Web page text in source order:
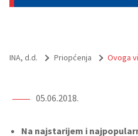
INA, d.d. Priopćenja Ovoga
05.06.2018.
Na najstarijem i